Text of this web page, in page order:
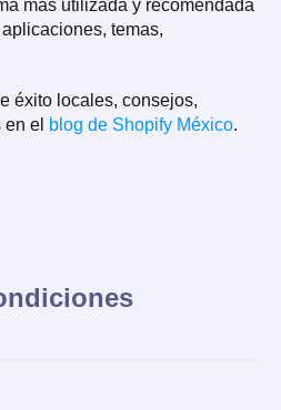
más utilizada y recomendada
temas,
éxito locales, consejos,
el blog de Shopify México.